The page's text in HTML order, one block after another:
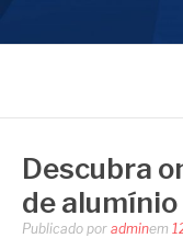
Descubra
de alumínio
Publicado por adminem